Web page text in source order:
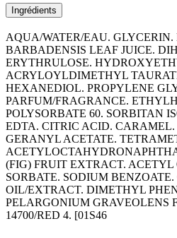
Ingrédients
AQUA/WATER/EAU.
BARBADENSIS LEAF JUICE.
ERYTHRULOSE.
ACRYLOYLDIMETHYL
HEXANEDIOL. PROPYLENE
PARFUM/FRAGRANCE.
POLYSORBATE 60. SORBITAN
EDTA. CITRIC ACID.
GERANYL ACETATE.
(FIG) FRUIT EXTRACT. ACETYL
SORBATE. SODIUM
OIL/EXTRACT. DIMETHYL
PELARGONIUM GRAVEOLENS
14700/RED 4. [01S46